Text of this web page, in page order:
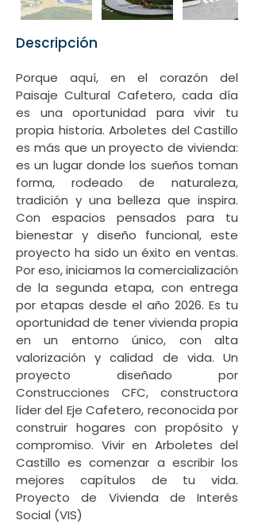
Descripción
Porque aquí, en el corazón del
Paisaje Cultural Cafetero, cada día
es una oportunidad para vivir tu
propia historia. Arboletes del Castillo
es más que un proyecto de vivienda:
es un lugar donde los sueños toman
forma, rodeado de naturaleza,
tradición y una belleza que inspira.
Con espacios pensados para tu
bienestar y diseño funcional, este
proyecto ha sido un éxito en ventas.
Por eso, iniciamos la comercialización
de la segunda etapa, con entrega
por etapas desde el año 2026. Es tu
oportunidad de tener vivienda propia
en un entorno único, con alta
valorización y calidad de vida. Un
proyecto diseñado por
Construcciones CFC, constructora
líder del Eje Cafetero, reconocida por
construir hogares con propósito y
compromiso. Vivir en Arboletes del
Castillo es comenzar a escribir los
mejores capítulos de tu vida.
Proyecto de Vivienda de Interés
Social (VIS)